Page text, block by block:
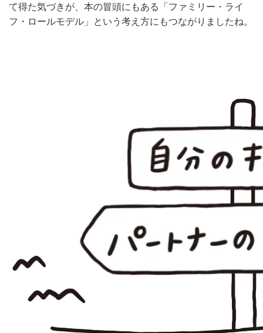
て得た気づきが、本の冒頭にもある「ファミリー・ライ
フ・ロールモデル」という考え方にもつながりましたね。